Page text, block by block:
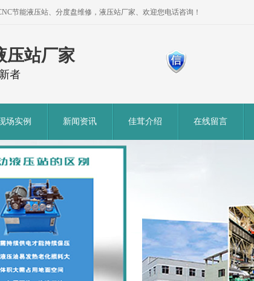
节能液压站、分度盘维修，液压站厂家、欢迎您电话咨询！
压站厂家
者
场实例 新闻资讯 佳茸介绍 在线留言